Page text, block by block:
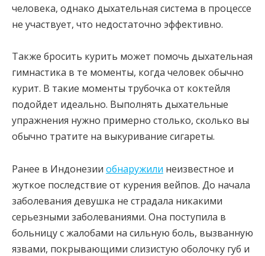
человека, однако дыхательная система в процессе
не участвует, что недостаточно эффективно.
Также бросить курить может помочь дыхательная
гимнастика в те моменты, когда человек обычно
курит. В такие моменты трубочка от коктейля
подойдет идеально. Выполнять дыхательные
упражнения нужно примерно столько, сколько вы
обычно тратите на выкуривание сигареты.
Ранее в Индонезии обнаружили неизвестное и
жуткое последствие от курения вейпов. До начала
заболевания девушка не страдала никакими
серьезными заболеваниями. Она поступила в
больницу с жалобами на сильную боль, вызванную
язвами, покрывающими слизистую оболочку губ и